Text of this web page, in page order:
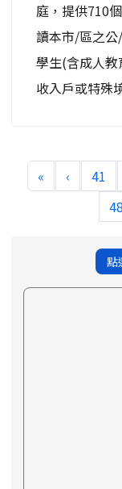
庭，提供710
讀本市/區之
學生(含成人
收入戶或特殊
« ‹ 41
48
點